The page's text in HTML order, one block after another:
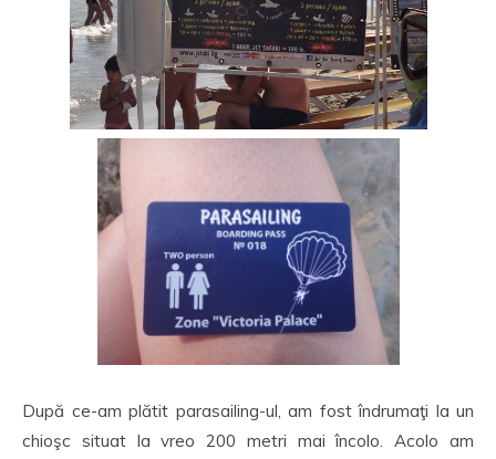
După ce-am plătit parasailing-ul, am fost îndrumaţi la un
chioşc situat la vreo 200 metri mai încolo. Acolo am